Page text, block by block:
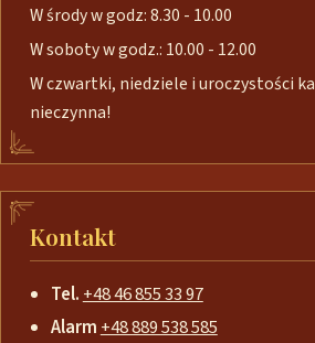
W środy w godz: 8.30 - 10.00
W soboty w godz.: 10.00 - 12.00
W czwartki, niedziele i uroczystości
nieczynna!
Kontakt
Tel. +48 46 855 33 97
Alarm+48 889 538 585